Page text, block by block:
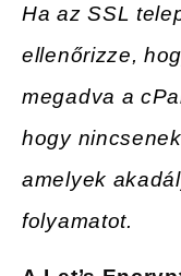
Ha az SSL
ellenőrizze,
megadva a
hogy
amelyek
folyamatot.